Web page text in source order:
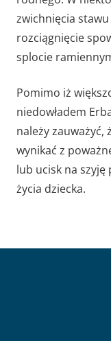
zwichnięcia
rozciągnięcie
splocie
Pomimo iż
niedowładem
należy zauważyć,
wynikać z
lub ucisk na
życia dziecka.